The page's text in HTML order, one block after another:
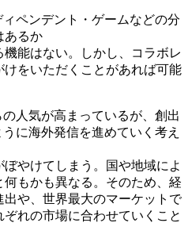
ペンデント・ゲームなどの分
あるか
能はない。しかし、コラボレ
をいただくことがあれば可能
人気が高まっているが、創出
に海外発信を進めていく考え
やけてしまう。国や地域によ
もかも異なる。そのため、経
や、世界最大のマーケットで
れの市場に合わせていくこと